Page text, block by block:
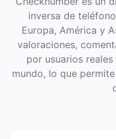
inversa de
Europa, América y
valoraciones,
por usuarios
mundo, lo que